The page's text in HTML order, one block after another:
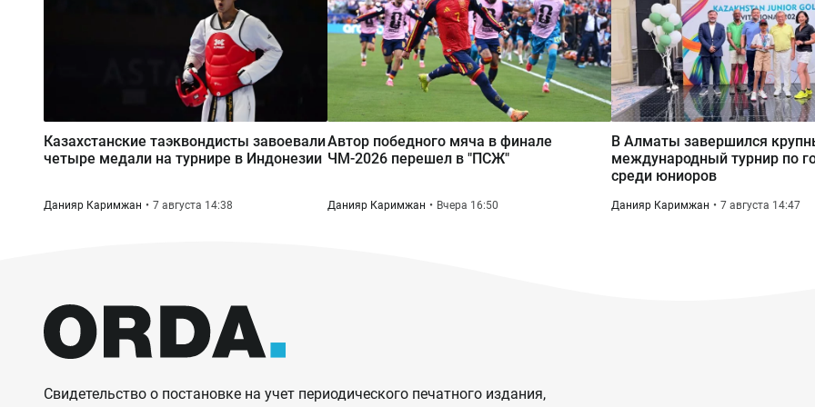
Казахстанские таэквондисты завоевали
четыре медали на турнире в Индонезии
Данияр Каримжан 7 августа 14:38
Автор победного мяча в финале
ЧМ-2026 перешел в "ПСЖ"
Данияр Каримжан Вчера 16:50
В Алматы завершился
международный турнир по
среди юниоров
Данияр Каримжан 7 августа 14:47
Свидетельство о постановке на учет периодического печатного издания,